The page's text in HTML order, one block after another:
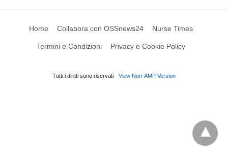
Home Collabora con OSSnews24 Nurse Times
Termini e Condizioni Privacy e Cookie Policy
Tutti i diritti sono riservati View Non-AMP Version